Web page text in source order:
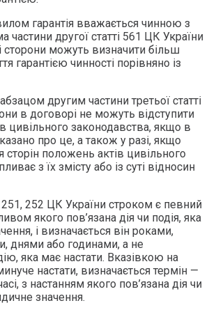
гарантія вважається чинною з
частини другої статті 561 ЦК України
сторони можуть визначити більш
гарантією чинності порівняно із
другим частини третьої статті
в договорі не можуть відступити
цивільного законодавства, якщо в
про це, а також у разі, якщо
сторін положень актів цивільного
з їх змісту або із суті відносин
251, 252 ЦК України строком є певний
якого пов’язана дія чи подія, яка
і визначається він роками,
днями або годинами, а не
яка має настати. Вказівкою на
настати, визначається термін —
з настанням якого пов’язана дія чи
значення.